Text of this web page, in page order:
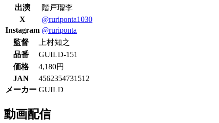
出演
階戸瑠李
X
@ruriponta1030
Instagram @ruriponta
監督
上村知之
品番
GUILD-151
価格
4,180円
JAN
4562354731512
メーカー GUILD
動画配信